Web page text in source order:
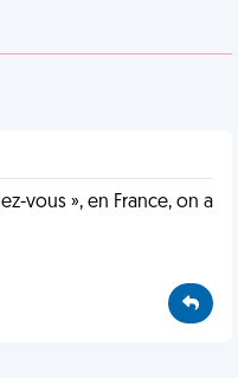
vous », en France, on a